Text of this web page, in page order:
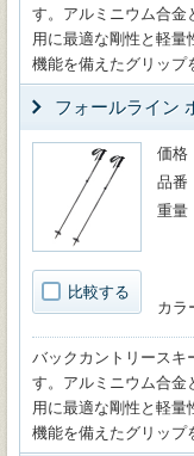
す。アルミニウム合金
用に最適な剛性と軽量
機能を備えたグリップ
フォールライン
比較する
価格
品番
重量
カラ
バックカントリースキ
す。アルミニウム合金
用に最適な剛性と軽量
機能を備えたグリップ